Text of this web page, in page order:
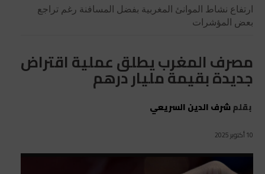
ارتفاع نشاط الموانئ المغربية بفضل المسافنة رغم تراجع
بعض المؤشرات
مصرف المغرب يطلق عملية اقتراض
جديدة بقيمة مليار درهم
بقلمشرف الدين السريعي
10 أكتوبر 2025